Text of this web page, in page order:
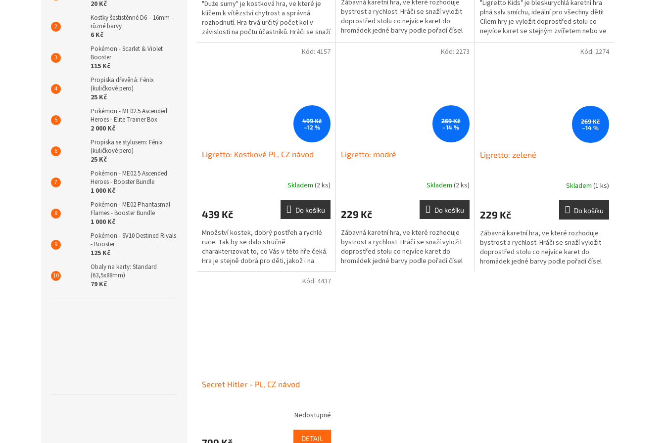
20 Kč
Kostky šestistěnné D6 – 16mm –
různé barvy
6 Kč
Pokémon - Scarlet & Violet
Booster
115 Kč
Propiska dřevěná: Fénix
(kuličkové pero)
25 Kč
Pokémon - ME02.5 Ascended
Heroes - Elite Trainer Box
2 000 Kč
Propiska se stylusem: Fénix
(kuličkové pero)
25 Kč
Pokémon - ME02.5 Ascended
Heroes - Booster Bundle
1 000 Kč
Pokémon - ME02 Phantasmal
Flames - Booster Bundle
1 000 Kč
Pokémon - SV10 Destined Rivals
- Booster
125 Kč
Obaly na karty: Standard
(63,5x88mm)
79 Kč
"Duże sumy" je kostková hra, ve které je
klíčem k vítězství chytrost a správná
rozhodnutí. Hra trvá určitý počet kol v
závislosti na počtu účastníků. Hráči se snaží
šikovně...
Zábavná karetní hra, ve které rozhoduje
bystrost a rychlost. Hráči se snaží vyložit
doprostřed stolu co nejvíce karet do
hromádek jedné barvy podle pořadí čísel
(od 1 do 10) a...
"Ligretto Kids" je bleskurychlá karetní hra
plná salv smíchu, ideální pro všechny děti!
Cílem hry je vyložit doprostřed stolu co
nejvíce karet se stejným zvířetem nebo ve
stejné...
499 Kč
–12 %
Ligretto: Kostkové PL, CZ návod
Skladem (2 ks)
439 Kč Do košíku
Množství kostek, dobrý postřeh a rychlé
ruce. Tak by se dalo stručně
charakterizovat to, co Vás v této hře čeká.
Hra je stejně dobrá pro děti, jakož i na
párty. Na krabici je...
Kód: 4157
269 Kč
–14 %
Ligretto: modré
Skladem (2 ks)
229 Kč Do košíku
Zábavná karetní hra, ve které rozhoduje
bystrost a rychlost. Hráči se snaží vyložit
doprostřed stolu co nejvíce karet do
hromádek jedné barvy podle pořadí čísel
Kód: 2273
269 Kč
–14 %
Ligretto: zelené
Skladem (1 ks)
229 Kč Do košíku
Zábavná karetní hra, ve které rozhoduje
bystrost a rychlost. Hráči se snaží vyložit
doprostřed stolu co nejvíce karet do
hromádek jedné barvy podle pořadí čísel
Kód: 2274
Secret Hitler - PL, CZ návod
Nedostupné
DETAIL
Kód: 4437